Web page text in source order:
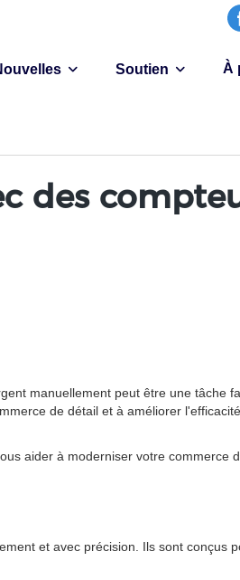
Soutien À
des
manuellement peut être une tâche
de détail et à améliorer
aider à moderniser votre commerce
et avec précision. Ils sont conçus